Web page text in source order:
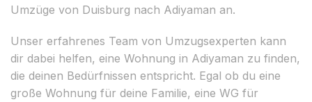
Umzüge von Duisburg nach Adiyaman an.
Unser erfahrenes Team von Umzugsexperten kann
dir dabei helfen, eine Wohnung in Adiyaman zu finden,
die deinen Bedürfnissen entspricht. Egal ob du eine
große Wohnung für deine Familie, eine WG für